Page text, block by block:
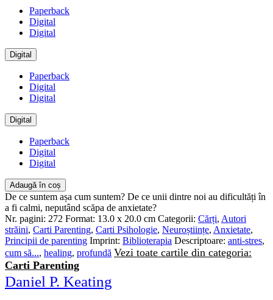
Paperback
Digital
Digital
Digital
Paperback
Digital
Digital
Digital
Paperback
Digital
Digital
Adaugă în coș
De ce suntem așa cum suntem? De ce unii dintre noi au dificultăți în
a fi calmi, neputând scăpa de anxietate?
Nr. pagini: 272 Format: 13.0 x 20.0 cm Categorii: Cărți, Autori
străini, Carti Parenting, Carti Psihologie, Neuroștiințe, Anxietate,
Principii de parenting Imprint: Biblioterapia Descriptoare: anti-stres,
cum să..., healing, profundă Vezi toate cartile din categoria:
Carti Parenting
Daniel P. Keating